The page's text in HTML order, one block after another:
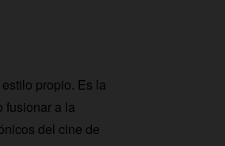
propio. Es la
fusionar a la
del cine de